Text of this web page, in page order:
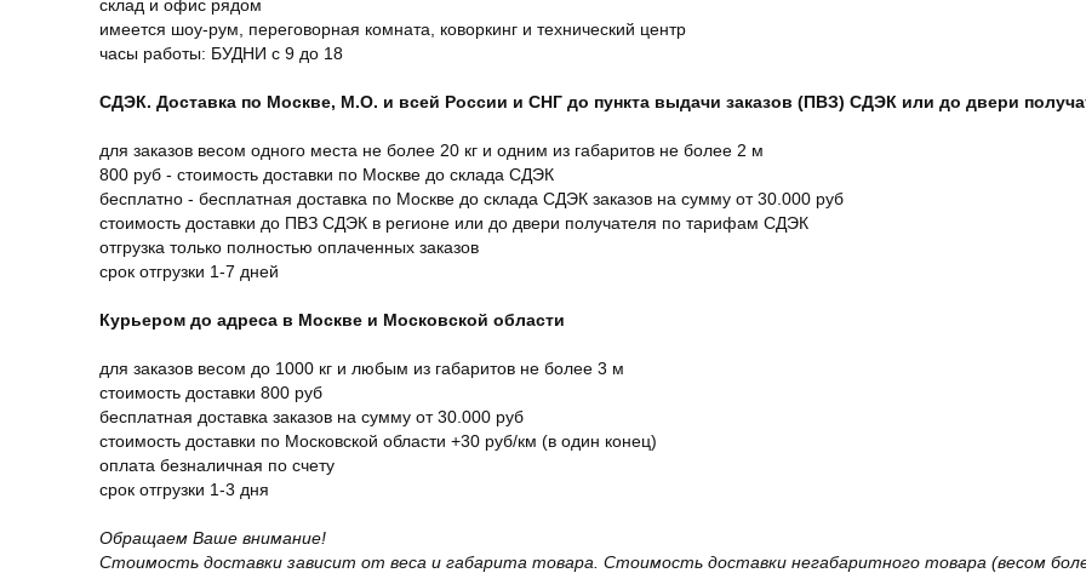
склад и офис рядом
имеется шоу-рум, переговорная комната, коворкинг и технический центр
часы работы: БУДНИ с 9 до 18
СДЭК. Доставка по Москве, М.О. и всей России и СНГ до пункта выдачи заказов (ПВЗ) СДЭК или до двери
для заказов весом одного места не более 20 кг и одним из габаритов не более 2 м
800 руб - стоимость доставки по Москве до склада СДЭК
бесплатно - бесплатная доставка по Москве до склада СДЭК заказов на сумму от 30.000 руб
стоимость доставки до ПВЗ СДЭК в регионе или до двери получателя по тарифам СДЭК
отгрузка только полностью оплаченных заказов
срок отгрузки 1-7 дней
Курьером до адреса в Москве и Московской области
для заказов весом до 1000 кг и любым из габаритов не более 3 м
стоимость доставки 800 руб
бесплатная доставка заказов на сумму от 30.000 руб
стоимость доставки по Московской области +30 руб/км (в один конец)
оплата безналичная по счету
срок отгрузки 1-3 дня
Обращаем Ваше внимание!
Стоимость доставки зависит от веса и габарита товара. Стоимость доставки негабаритного товара (весом